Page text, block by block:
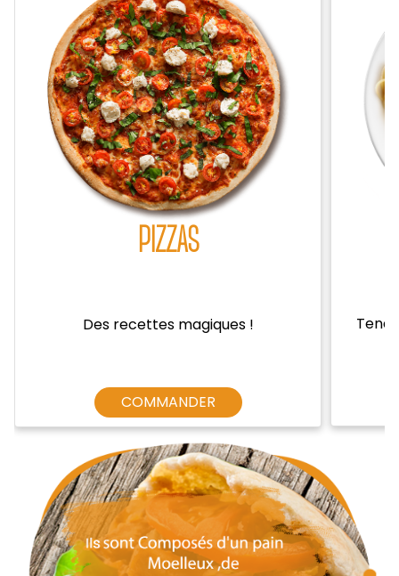
Zones de Livraison
PIZZAS
Des recettes magiques !
COMMANDER